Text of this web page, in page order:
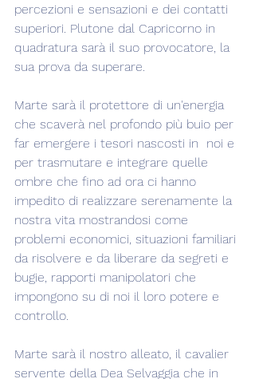
percezioni e sensazioni e dei contatti
superiori. Plutone dal Capricorno in
quadratura sarà il suo provocatore, la
sua prova da superare.
Marte sarà il protettore di un'energia
che scaverà nel profondo più buio per
far emergere i tesori nascosti in  noi e
per trasmutare e integrare quelle
ombre che fino ad ora ci hanno
impedito di realizzare serenamente la
nostra vita mostrandosi come
problemi economici, situazioni familiari
da risolvere e da liberare da segreti e
bugie, rapporti manipolatori che
impongono su di noi il loro potere e
controllo.
Marte sarà il nostro alleato, il cavalier
servente della Dea Selvaggia che in